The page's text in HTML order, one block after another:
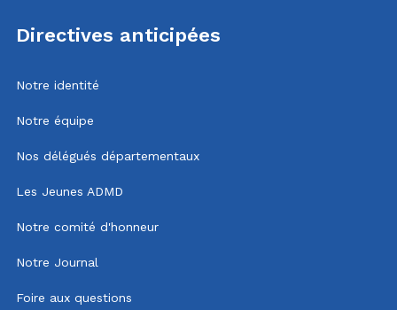
Directives anticipées
Notre identité
Notre équipe
Nos délégués départementaux
Les Jeunes ADMD
Notre comité d'honneur
Notre Journal
Foire aux questions